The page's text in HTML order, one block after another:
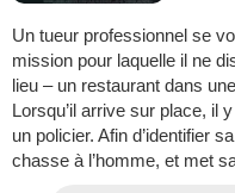
Un tueur professionnel se
mission pour laquelle il ne
lieu – un restaurant dans
Lorsqu’il arrive sur place, il
un policier. Afin d’identifier
chasse à l’homme, et met